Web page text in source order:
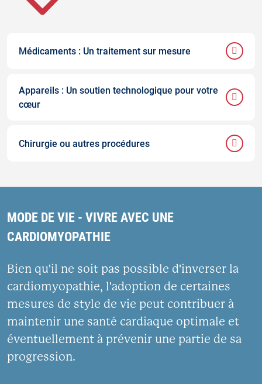
Médicaments : Un traitement sur mesure
Appareils : Un soutien technologique pour votre
cœur
Chirurgie ou autres procédures
MODE DE VIE - VIVRE AVEC UNE
CARDIOMYOPATHIE
Bien qu'il ne soit pas possible d'inverser la
cardiomyopathie, l'adoption de certaines
mesures de style de vie peut contribuer à
maintenir une santé cardiaque optimale et
éventuellement à prévenir une partie de sa
progression.